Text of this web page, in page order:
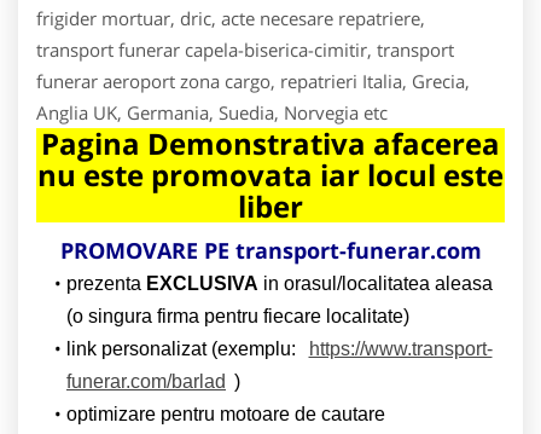
frigider mortuar, dric, acte necesare repatriere,
transport funerar capela-biserica-cimitir, transport
funerar aeroport zona cargo, repatrieri Italia, Grecia,
Anglia UK, Germania, Suedia, Norvegia etc
Pagina Demonstrativa afacerea
nu este promovata iar locul este
liber
PROMOVARE PE transport-funerar.com
prezenta EXCLUSIVA in orasul/localitatea aleasa
(o singura firma pentru fiecare localitate)
link personalizat (exemplu:
https://www.transport-
funerar.com/barlad )
optimizare pentru motoare de cautare